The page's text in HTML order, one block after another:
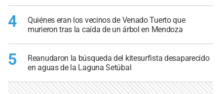
4
Quiénes eran los vecinos de Venado Tuerto que
murieron tras la caída de un árbol en Mendoza
5
Reanudaron la búsqueda del kitesurfista desaparecido
en aguas de la Laguna Setúbal